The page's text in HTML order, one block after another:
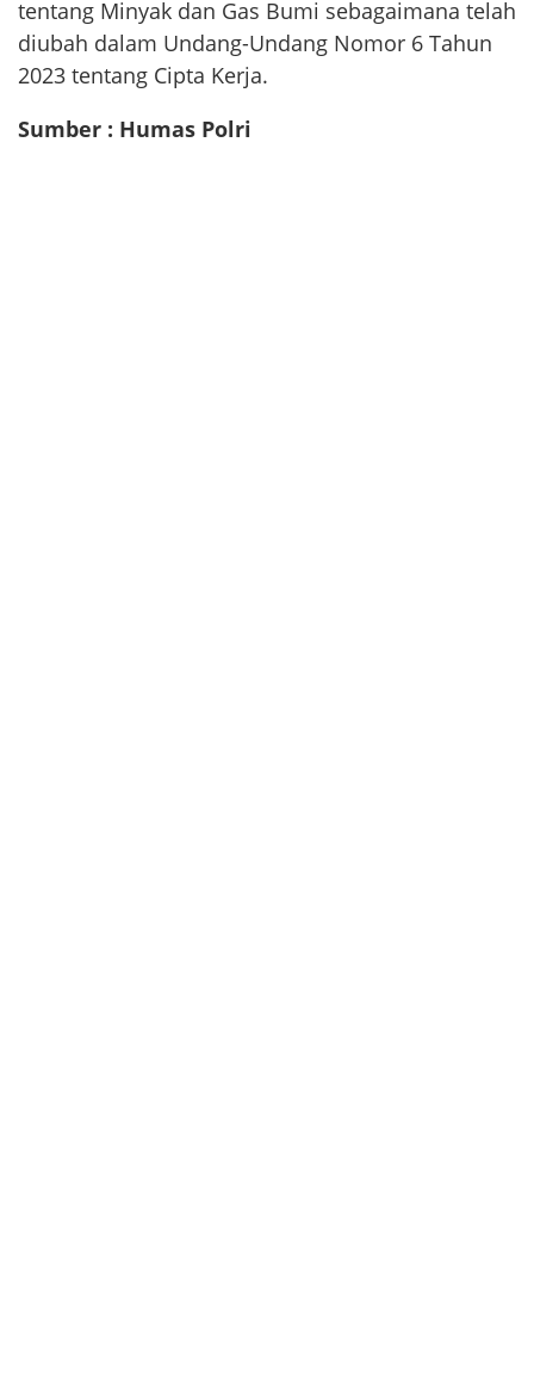
tentang Minyak dan Gas Bumi sebagaimana telah
diubah dalam Undang-Undang Nomor 6 Tahun
2023 tentang Cipta Kerja.
Sumber : Humas Polri